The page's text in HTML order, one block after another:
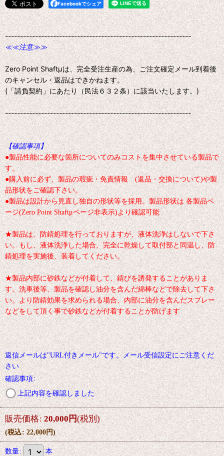
Facebookでシェア
--------------------------------------------------------------
≪≪注意≫≫
Zero Point Shaftμは、完全受注生産の為、ご注文確定メール到着後
のキャンセル・返品はできかねます。
(「請負契約」にあたり（民法６３２条）に該当いたします。)
--------------------------------------------------------------
【確認事項】
●製品性能に必要な箇所についてのみコストを集中させている製品で
す。
●購入前に必ず、製品の瑕疵・免責情報 (返品・交換について)や製
品形状をご確認下さい。
●製品は設計から見直し独自の形状等を採用。製品形状は 各製品ペ
ージ(Zero Point Shaftμページ非表示)より確認可能
★製品は、防錆処理を行っておりますが、液体洗浄はしないで下さ
い。もし、液体洗浄した場合、完全に乾燥して取付部と同温し、防
錆処理を実施後、装着してください。
★製品内部に砂鉄などが付着して、錆びを誘発することがありま
す。洗車後等、製品を確認し油分を含んだ綿棒などで除去して下さ
い。より防錆効果を求められる場合、内部に油分を含んだスプレー
などをして頂く事で砂鉄などが付着することが防げます
返信メールは"URL付きメール"です。メール受信設定にご注意くだ
さい
確認事項:
上記内容を確認しました
販売価格: 20,000円(税別)
(税込: 22,000円)
数量: 本